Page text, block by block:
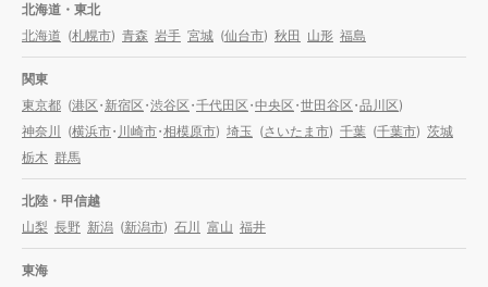
北海道・東北
北海道 (札幌市) 青森 岩手 宮城 (仙台市) 秋田 山形 福島
関東
東京都 (港区・新宿区・渋谷区・千代田区・中央区・世田谷区・品川区)
神奈川
(横浜市・川崎市・相模原市) 埼玉 (さいたま市) 千葉 (千葉市) 茨城
栃木 群馬
北陸・甲信越
山梨 長野 新潟 (新潟市) 石川 富山 福井
東海